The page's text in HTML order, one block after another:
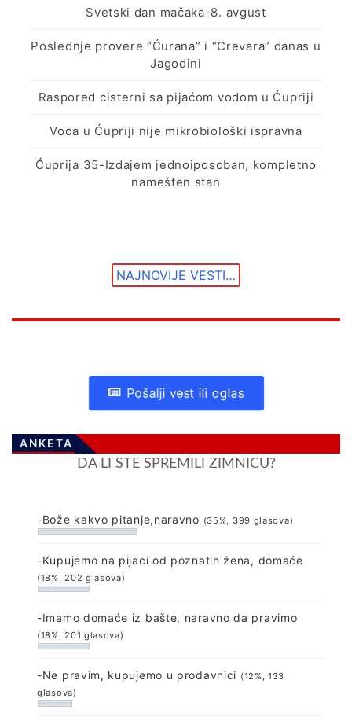
Svetski dan mačaka-8. avgust
Poslednje provere “Ćurana” i “Crevara” danas u
Jagodini
Raspored cisterni sa pijaćom vodom u Ćupriji
Voda u Ćupriji nije mikrobiološki ispravna
Ćuprija 35-Izdajem jednoiposoban, kompletno
namešten stan
NAJNOVIJE VESTI…
Pošalji vest ili oglas
ANKETA
DA LI STE SPREMILI ZIMNICU?
-Bože kakvo pitanje,naravno (35%, 399 glasova)
-Kupujemo na pijaci od poznatih žena, domaće
(18%, 202 glasova)
-Imamo domaće iz bašte, naravno da pravimo
(18%, 201 glasova)
-Ne pravim, kupujemo u prodavnici (12%, 133
glasova)